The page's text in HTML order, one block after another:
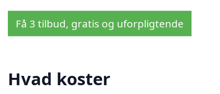
Få 3 tilbud, gratis og uforpligtende
Hvad koster